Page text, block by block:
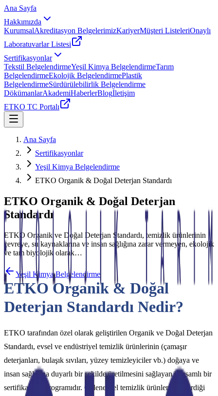
Ana Sayfa
Hakkımızda
KurumsalAkreditasyon BelgelerimizKariyerMüşteri ListeleriOnaylı
Laboratuvarlar Listesi
Sertifikasyonlar
Tekstil BelgelendirmeYeşil Kimya BelgelendirmeTarım
BelgelendirmeEkolojik BelgelendirmePlastik
BelgelendirmeSürdürülebilirlik Belgelendirme
DökümanlarAkademiHaberlerBlogİletişim
ETKO TC Portalı
Ana Sayfa
Sertifikasyonlar
Yeşil Kimya Belgelendirme
ETKO Organik & Doğal Deterjan Standardı
ETKO Organik & Doğal Deterjan
Standardı
ETKO Organik ve Doğal Deterjan Standardı, temizlik ürünlerinin
çevreye, su kaynaklarına ve insan sağlığına zarar vermeyen, ekolojik
ve tam biyolojik olarak…
Yeşil Kimya Belgelendirme
ETKO Organik & Doğal
Deterjan Standardı Nedir?
ETKO tarafından özel olarak geliştirilen Organik ve Doğal Deterjan
Standardı, evsel ve endüstriyel temizlik ürünlerinin (çamaşır
deterjanları, bulaşık sıvıları, yüzey temizleyiciler vb.) doğaya ve
insan sağlığına duyarlı bir şekilde üretilmesini sağlayan kapsamlı bir
sertifikasyon programıdır. Geleneksel temizlik ürünlerinin içerdiği